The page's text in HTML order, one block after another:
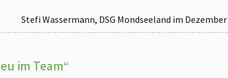
Stefi Wassermann, DSG Mondseeland im Dezember
im Team“